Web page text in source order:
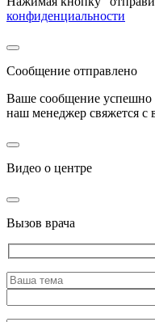
конфиденциальности
Сообщение отправлено
Ваше сообщение успешно
наш менеджер свяжется с
Видео о центре
Вызов врача